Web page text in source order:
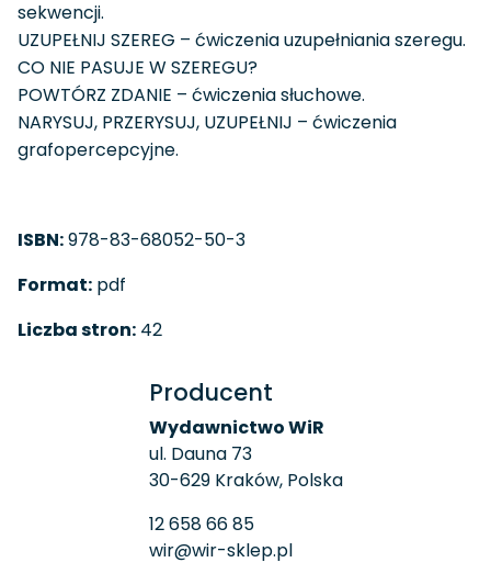
sekwencji.
UZUPEŁNIJ SZEREG – ćwiczenia uzupełniania szeregu.
CO NIE PASUJE W SZEREGU?
POWTÓRZ ZDANIE – ćwiczenia słuchowe.
NARYSUJ, PRZERYSUJ, UZUPEŁNIJ – ćwiczenia
grafopercepcyjne.
ISBN:978-83-68052-50-3
Format: pdf
Liczba stron: 42
Producent
Wydawnictwo WiR
ul. Dauna 73
30-629 Kraków, Polska
12 658 66 85
wir@wir-sklep.pl